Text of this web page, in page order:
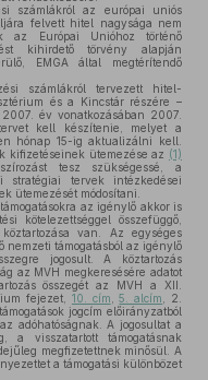
számlákról az európai uniós
felvett hitel nagysága nem
az Európai Unióhoz történő
kihirdető törvény alapján
EMGA által megtérítendő
számlákról tervezett hitel-
és a Kincstár részére –
év vonatkozásában 2007.
kell készítenie, melyet a
hónap 15-ig aktualizálni kell.
kifizetéseinek ütemezése az (1)
tesz szükségessé, a
stratégiai tervek intézkedései
ütemezését módosítani.
az igénylő akkor is
kötelezettséggel összefüggő,
van. Az egységes
nemzeti támogatásból az igénylő
jogosult. A köztartozás
az MVH megkeresésére adatot
összegét az MVH a XII.
fejezet, 10. cím ,5. alcím
, 2.
jogcím előirányzatból
adóhatóságnak. A jogosultat a
a visszatartott támogatásnak
megfizetettnek minősül. A
a támogatási különbözet